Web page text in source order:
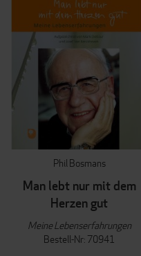
Phil Bosmans
Man lebt nur mit dem
Herzen gut
Meine Lebenserfahrungen
Bestell-Nr: 70941